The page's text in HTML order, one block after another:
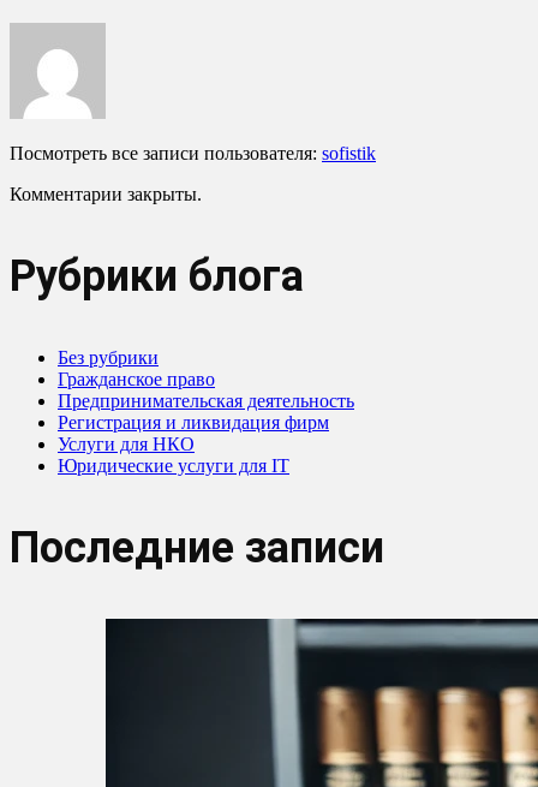
Посмотреть все записи пользователя: sofistik
Комментарии закрыты.
Рубрики блога
Без рубрики
Гражданское право
Предпринимательская деятельность
Регистрация и ликвидация фирм
Услуги для НКО
Юридические услуги для IT
Последние записи